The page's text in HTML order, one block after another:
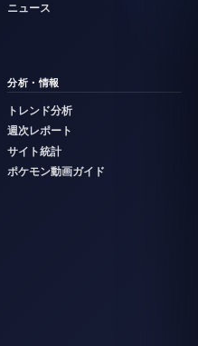
ニュース
分析・情報
トレンド分析
週次レポート
サイト統計
ポケモン動画ガイド